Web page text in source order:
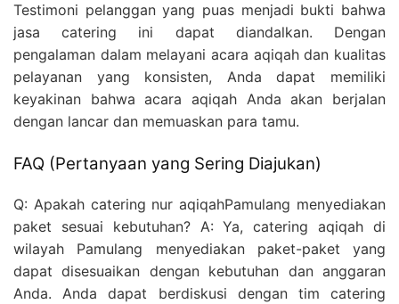
Testimoni pelanggan yang puas menjadi bukti bahwa
jasa catering ini dapat diandalkan. Dengan
pengalaman dalam melayani acara aqiqah dan kualitas
pelayanan yang konsisten, Anda dapat memiliki
keyakinan bahwa acara aqiqah Anda akan berjalan
dengan lancar dan memuaskan para tamu.
FAQ (Pertanyaan yang Sering Diajukan)
Q: Apakah catering nur aqiqahPamulang menyediakan
paket sesuai kebutuhan? A: Ya, catering aqiqah di
wilayah Pamulang menyediakan paket-paket yang
dapat disesuaikan dengan kebutuhan dan anggaran
Anda. Anda dapat berdiskusi dengan tim catering